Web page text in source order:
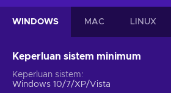
WINDOWS MAC LINUX
Keperluan sistem minimum
Keperluan sistem
Windows 10/7/XP/Vista